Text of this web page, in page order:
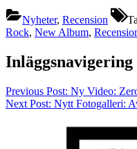
Nyheter, Recension
Rock, New Album,
Inläggsnavigering
Previous Post: Ny Video:
Next Post: Nytt Fotogalleri: